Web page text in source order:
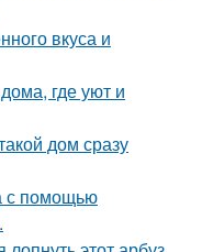
вкуса и
где уют и
дом сразу
с помощью